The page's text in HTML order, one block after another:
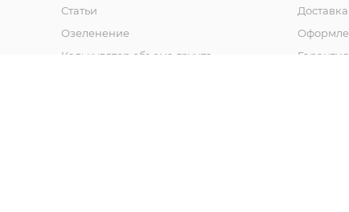
Статьи
Озеленение
Калькулятор объема грунта
Доставка
Гарантия